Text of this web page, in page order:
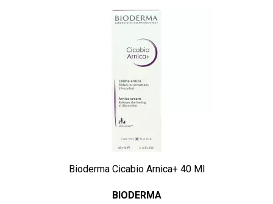
Bioderma Cicabio Arnica+ 40 Ml
BIODERMA